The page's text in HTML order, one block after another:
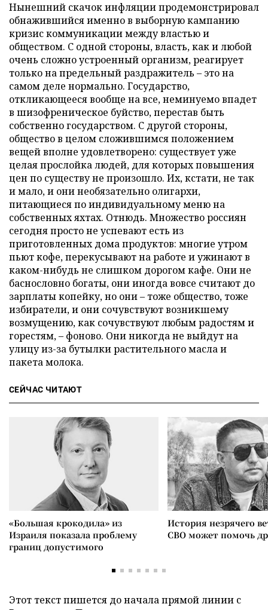
Нынешний скачок инфляции продемонстрировал
обнажившийся именно в выборную кампанию
кризис коммуникации между властью и
обществом. С одной стороны, власть, как и любой
очень сложно устроенный организм, реагирует
только на предельный раздражитель – это на
самом деле нормально. Государство,
откликающееся вообще на все, неминуемо впадет
в шизофреническое буйство, перестав быть
собственно государством. С другой стороны,
общество в целом сложившимся положением
вещей вполне удовлетворено: существует уже
целая прослойка людей, для которых повышения
цен по существу не произошло. Их, кстати, не так
и мало, и они необязательно олигархи,
питающиеся по индивидуальному меню на
собственных яхтах. Отнюдь. Множество россиян
сегодня просто не успевают есть из
приготовленных дома продуктов: многие утром
пьют кофе, перекусывают на работе и ужинают в
каком-нибудь не слишком дорогом кафе. Они не
баснословно богаты, они иногда вовсе считают до
зарплаты копейку, но они – тоже общество, тоже
избиратели, и они сочувствуют возникшему
возмущению, как сочувствуют любым радостям и
горестям, – фоново. Они никогда не выйдут на
улицу из-за бутылки растительного масла и
пакета молока.
СЕЙЧАС ЧИТАЮТ
«Большая крокодила» из
Израиля показала проблему
границ допустимого
История незрячего
СВО может помочь
Этот текст пишется до начала прямой линии с